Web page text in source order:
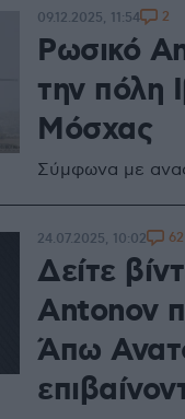
Ρωσικό
την πόλη
Μόσχας
Σύμφωνα με
09.12.2025, 11:54 2
Δείτε
Antonov
Άπω
24.07.2025, 10:02 62